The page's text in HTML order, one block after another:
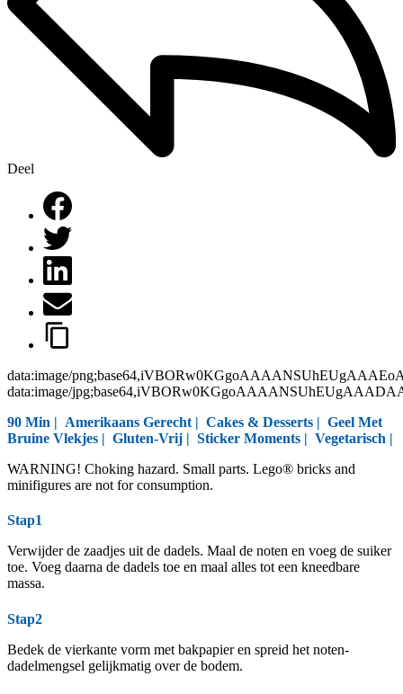
Deel
data:image/
data:image/
90 Min | Amerikaans Gerecht | Cakes & Desserts | Geel Met
Bruine Vlekjes | Gluten-Vrij | Sticker Moments | Vegetarisch |
WARNING! Choking hazard. Small parts. Lego® bricks and
minifigures are not for consumption.
Stap1
Verwijder de zaadjes uit de dadels. Maal de noten en voeg de suiker
toe. Voeg daarna de dadels toe en maal alles tot een kneedbare
massa.
Stap2
Bedek de vierkante vorm met bakpapier en spreid het noten-
dadelmengsel gelijkmatig over de bodem.